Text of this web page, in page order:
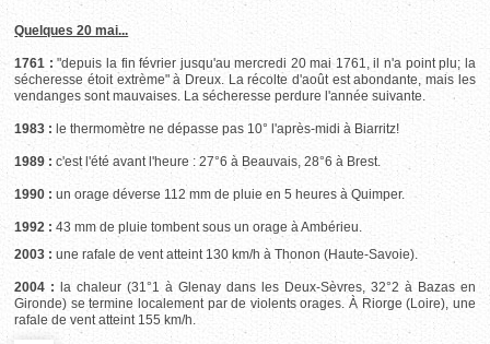
Quelques 20 mai...
1761 : "depuis la fin février jusqu'au mercredi 20 mai 1761, il n'a point plu; la
sécheresse étoit extrème" à Dreux. La récolte d'août est abondante, mais les
vendanges sont mauvaises. La sécheresse perdure l'année suivante.
1983 : le thermomètre ne dépasse pas 10° l'après-midi à Biarritz!
1989 : c'est l'été avant l'heure : 27°6 à Beauvais, 28°6 à Brest.
1990 : un orage déverse 112 mm de pluie en 5 heures à Quimper.
1992 : 43 mm de pluie tombent sous un orage à Ambérieu.
2003 : une rafale de vent atteint 130 km/h à Thonon (Haute-Savoie).
2004 : la chaleur (31°1 à Glenay dans les Deux-Sèvres, 32°2 à Bazas en
Gironde) se termine localement par de violents orages. À Riorge (Loire), une
rafale de vent atteint 155 km/h.